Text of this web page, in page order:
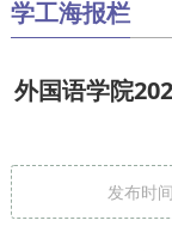
学工海报栏
外国语学院
发布时